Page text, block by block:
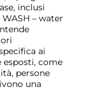
inclusi
– water
ai
come
persone
una